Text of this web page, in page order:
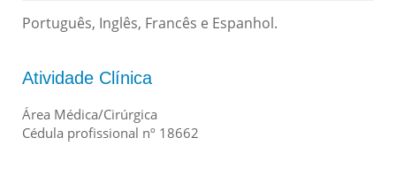
Português, Inglês, Francês e Espanhol.
Atividade Clínica
Área Médica/Cirúrgica
Cédula profissional nº 18662